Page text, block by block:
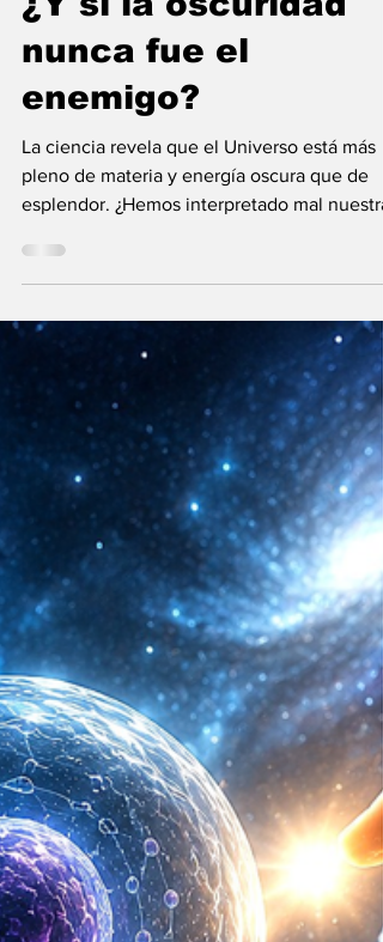
¿Y si la oscuridad
nunca fue el
enemigo?
La ciencia revela que el Universo está más
pleno de materia y energía oscura que de
esplendor. ¿Hemos interpretado mal